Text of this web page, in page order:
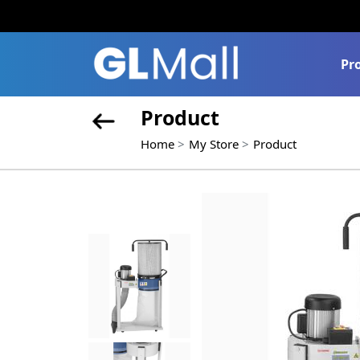
Product
Home My Store Product